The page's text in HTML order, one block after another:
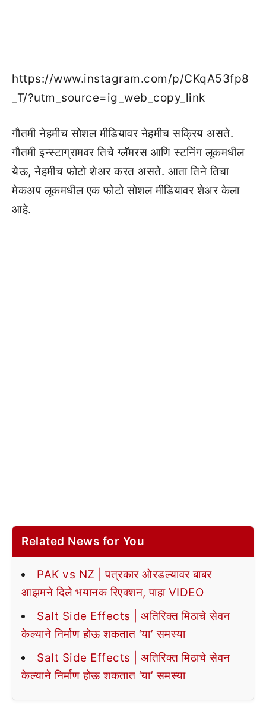
https://www.instagram.com/p/CKqA53fp8
_T/?utm_source=ig_web_copy_link
गौतमी नेहमीच सोशल मीडियावर नेहमीच सक्रिय असते.
गौतमी इन्स्टाग्रामवर तिचे ग्लॅमरस आणि स्टनिंग लूकमधील
येऊ, नेहमीच फोटो शेअर करत असते. आता तिने तिचा
मेकअप लूकमधील एक फोटो सोशल मीडियावर शेअर केला
आहे.
Related News for You
PAK vs NZ | पत्रकार ओरडल्यावर बाबर
आझमने दिले भयानक रिएक्शन, पाहा VIDEO
Salt Side Effects | अतिरिक्त मिठाचे सेवन
केल्याने निर्माण होऊ शकतात ‘या’ समस्या
Salt Side Effects | अतिरिक्त मिठाचे सेवन
केल्याने निर्माण होऊ शकतात ‘या’ समस्या